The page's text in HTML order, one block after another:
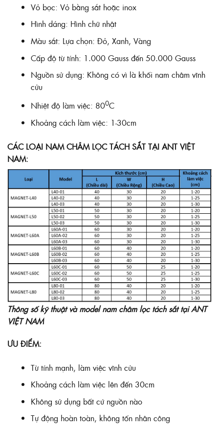
Vỏ bọc: Vỏ bằng sắt hoặc inox
Hình dáng: Hình chữ nhật
Màu sắt: Lựa chọn: Đỏ, Xanh, Vàng
Cấp độ từ tính: 1.000 Gauss đến 50.000 Gauss
Nguồn sử dụng: Không có vì là khối nam châm vĩnh
cửu
Nhiệt độ làm việc: 800C
Khoảng cách làm việc: 1-30cm
CÁC LOẠI NAM CHÂM LỌC TÁCH SẮT TẠI ANT VIỆT
NAM:
Thông số kỹ thuật và model nam châm lọc tách sắt tại ANT
VIỆT NAM
ƯU ĐIỂM:
Từ tính mạnh, làm việc vĩnh cửu
Khoảng cách làm việc lên đến 30cm
Không sử dụng bất cứ nguồn nào
Tự động hoàn toàn, không tốn nhân công